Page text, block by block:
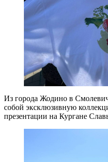
Из города Жодино в
собой эксклюзивную
презентации на Кургане